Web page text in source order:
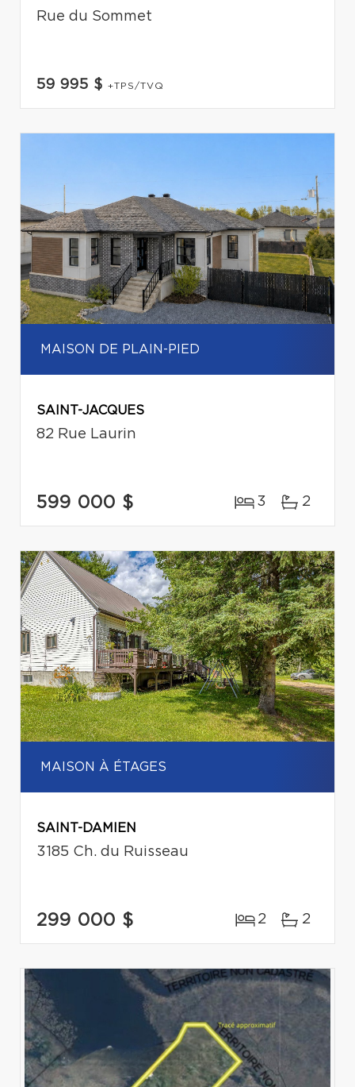
Rue du Sommet
59 995 $ +TPS/TVQ
MAISON DE PLAIN-PIED
SAINT-JACQUES
82 Rue Laurin
599 000 $ 3 2
MAISON À ÉTAGES
SAINT-DAMIEN
3185 Ch. du Ruisseau
299 000 $ 2 2